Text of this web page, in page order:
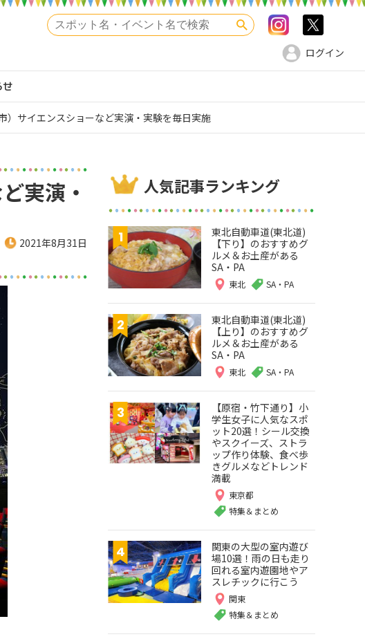
検索 Instagram
ログイン
）サイエンスショーなど実演・実験を毎日実施
実演・
2021年8月31日
人気記事ランキング
東北自動車道(東北道)
【下り】のおすすめグ
ルメ＆お土産がある
SA・PA
東北 SA・PA
東北自動車道(東北道)
【上り】のおすすめグ
ルメ＆お土産がある
SA・PA
東北 SA・PA
【原宿・竹下通り】小
学生女子に人気なスポ
ット20選！シール交換
やスクイーズ、ストラ
ップ作り体験、食べ歩
きグルメなどトレンド
満載
東京都
特集＆まとめ
関東の大型の室内遊び
場10選！雨の日も走り
回れる室内遊園地やア
スレチックに行こう
関東
特集＆まとめ